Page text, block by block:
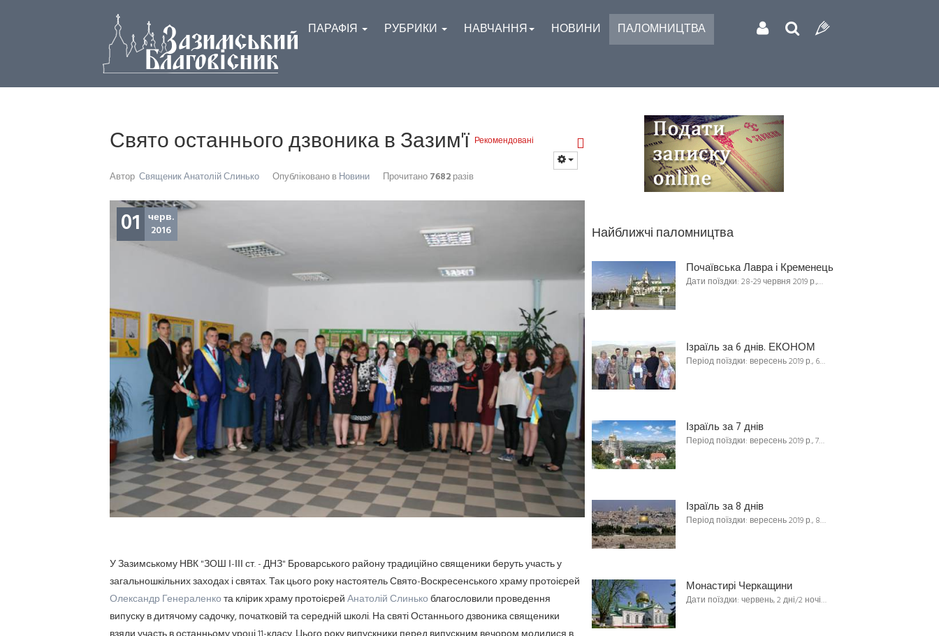
ПАРАФІЯ РУБРИКИ НАВЧАННЯ НОВИНИ ПАЛОМНИЦТВА
Свято останнього дзвоника в Зазим'ї Рекомендовані
Автор Священик Анатолій Слинько Опубліковано вНовини Прочитано7682разів
01 черв.
2016
У Зазимському НВК "ЗОШ І-ІІІ ст. - ДНЗ" Броварського району традиційно священики беруть участь у
загальношкільних заходах і святах. Так цього року настоятель Свято-Воскресенського храму протоієрей
Олександр Генераленкота клірик храму протоієрейАнатолій Слинькоблагословили проведення
випуску в дитячому садочку, початковій та середній школі. На святі Останнього дзвоника священики
Найближчі паломництва
Почаївська Лавра і Кременець
Дати поїздки: 28-29 червня 2019 р.,…
Ізраїль за 6 днів. ЕКОНОМ
Період поїздки: вересень 2019 р., 6…
Ізраїль за 7 днів
Період поїздки: вересень 2019 р., 7…
Ізраїль за 8 днів
Період поїздки: вересень 2019 р., 8…
Монастирі Черкащини
Дати поїздки: червень, 2 дні/2 ночі…